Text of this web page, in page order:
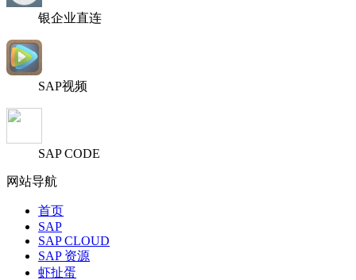
银企业直连
SAP视频
SAP CODE
网站导航
首页
SAP
SAP CLOUD
SAP 资源
虾扯蛋